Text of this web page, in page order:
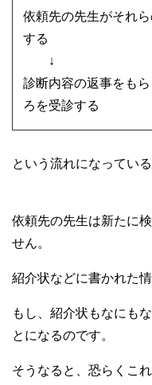
依頼先の先生がそれ
する
↓
診断内容の返事をも
ろを受診する
という流れになっている
依頼先の先生は新たに
せん。
紹介状などに書かれた
もし、紹介状もなにも
とになるのです。
そうなると、恐らくこ